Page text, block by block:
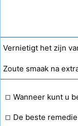
Vernietigt het zijn
Zoute smaak na
De beste